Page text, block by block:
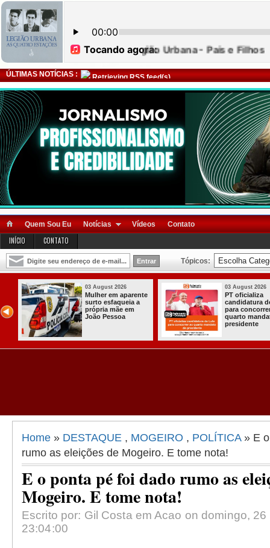
ÚLTIMAS NOTÍCIAS : Retrieving RSS feed(s)
Quem Sou Eu Notícias Vídeos Contato
INÍCIO CONTATO
Tópicos:
03 August 2026
Mulher em aparente
surto esfaqueia a
própria mãe em
João Pessoa
03 August 2026
PT oficializa
candidatura
para
quarto
presidente
Home » DESTAQUE , MOGEIRO , POLÍTICA» E o
rumo as eleições de Mogeiro. E tome nota!
E o ponta pé foi dado rumo as
Mogeiro. E tome nota!
Escrito por: Gil Costa em Acao on domingo,
23:04:00